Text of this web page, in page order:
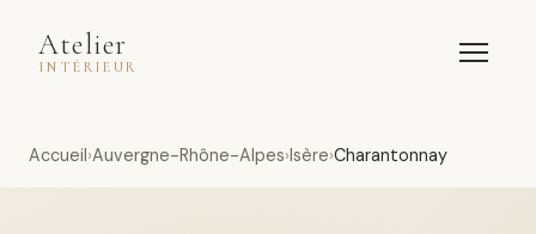
Atelier
INTÉRIEUR
Accueil Auvergne-Rhône-Alpes Isère Charantonnay